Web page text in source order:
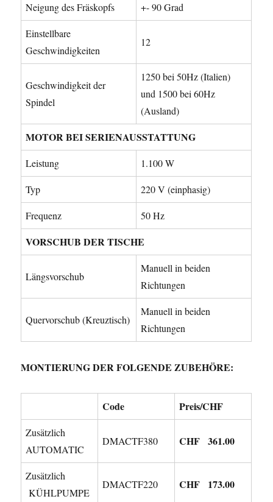
Neigung des Fräskopfs +- 90 Grad
Einstellbare
Geschwindigkeiten
12
Geschwindigkeit der
Spindel
1250 bei 50Hz (Italien)
und 1500 bei 60Hz
(Ausland)
MOTOR BEI SERIENAUSSTATTUNG
Leistung 1.100 W
Typ 220 V (einphasig)
Frequenz 50 Hz
VORSCHUB DER TISCHE
Längsvorschub
Manuell in beiden
Richtungen
Quervorschub (Kreuztisch)
Manuell in beiden
Richtungen
MONTIERUNG DER FOLGENDE ZUBEHÖRE:
Code Preis/CHF
Zusätzlich
AUTOMATIC
DMACTF380 CHF 361.00
Zusätzlich
KÜHLPUMPE
DMACTF220 CHF 173.00